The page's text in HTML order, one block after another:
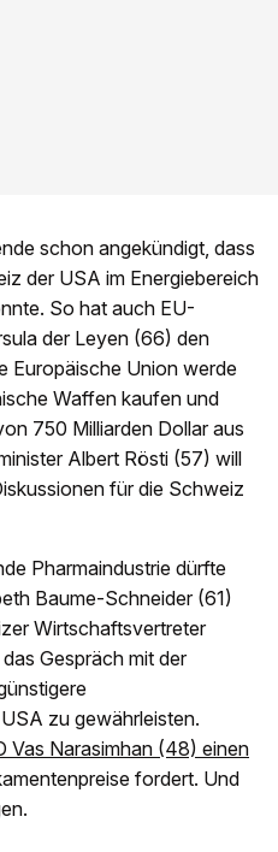
schon angekündigt, dass
der USA im Energiebereich
So hat auch EU-
der Leyen (66) den
Europäische Union werde
Waffen kaufen und
750 Milliarden Dollar aus
Albert Rösti (57) will
für die Schweiz
Pharmaindustrie dürfte
Baume-Schneider (61)
Wirtschaftsvertreter
Gespräch mit der
zu gewährleisten.
Vas Narasimhan (48) einen
fordert. Und